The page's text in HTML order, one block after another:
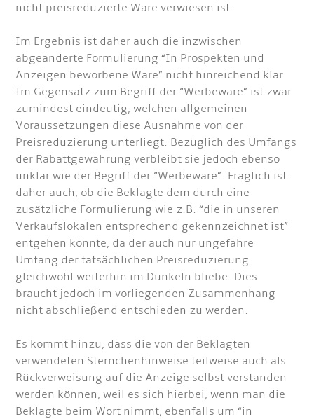
nicht preisreduzierte Ware verwiesen ist.
Im Ergebnis ist daher auch die inzwischen
abgeänderte Formulierung “In Prospekten und
Anzeigen beworbene Ware” nicht hinreichend klar.
Im Gegensatz zum Begriff der “Werbeware” ist zwar
zumindest eindeutig, welchen allgemeinen
Voraussetzungen diese Ausnahme von der
Preisreduzierung unterliegt. Bezüglich des Umfangs
der Rabattgewährung verbleibt sie jedoch ebenso
unklar wie der Begriff der “Werbeware”. Fraglich ist
daher auch, ob die Beklagte dem durch eine
zusätzliche Formulierung wie z.B. “die in unseren
Verkaufslokalen entsprechend gekennzeichnet ist”
entgehen könnte, da der auch nur ungefähre
Umfang der tatsächlichen Preisreduzierung
gleichwohl weiterhin im Dunkeln bliebe. Dies
braucht jedoch im vorliegenden Zusammenhang
nicht abschließend entschieden zu werden.
Es kommt hinzu, dass die von der Beklagten
verwendeten Sternchenhinweise teilweise auch als
Rückverweisung auf die Anzeige selbst verstanden
werden können, weil es sich hierbei, wenn man die
Beklagte beim Wort nimmt, ebenfalls um “in